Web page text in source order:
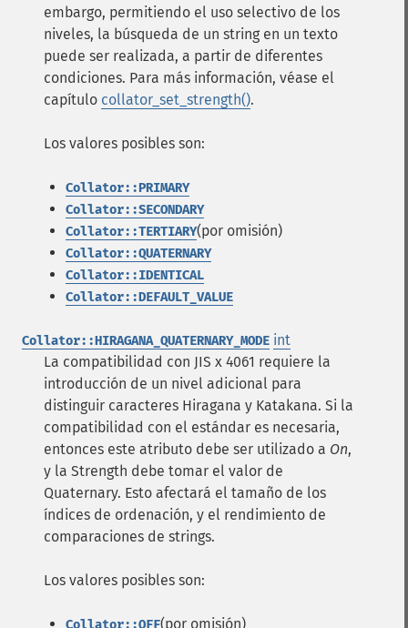
embargo, permitiendo el uso selectivo de los
niveles, la búsqueda de un string en un texto
puede ser realizada, a partir de diferentes
condiciones. Para más información, véase el
capítulo collator_set_strength().
Los valores posibles son:
Collator::PRIMARY
Collator::SECONDARY
Collator::TERTIARY(por omisión)
Collator::QUATERNARY
Collator::IDENTICAL
Collator::DEFAULT_VALUE
Collator::HIRAGANA_QUATERNARY_MODE int
La compatibilidad con JIS x 4061 requiere la
introducción de un nivel adicional para
distinguir caracteres Hiragana y Katakana. Si la
compatibilidad con el estándar es necesaria,
entonces este atributo debe ser utilizado a On,
y la Strength debe tomar el valor de
Quaternary. Esto afectará el tamaño de los
índices de ordenación, y el rendimiento de
comparaciones de strings.
Los valores posibles son:
Collator::OFF(por omisión)